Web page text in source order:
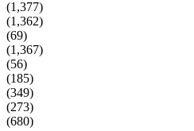
(1,377)
(1,362)
(69)
(1,367)
(56)
(185)
(349)
(273)
(680)